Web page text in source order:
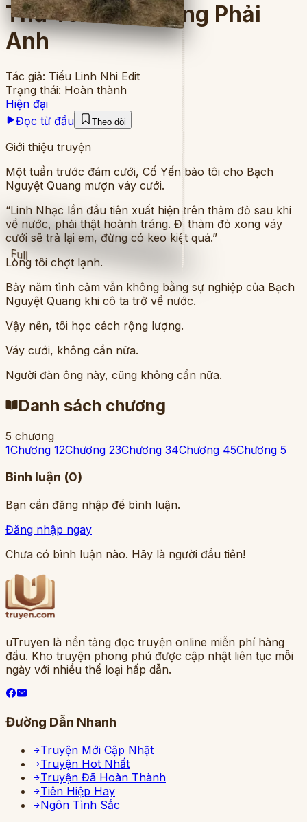
Full
Thứ Tôi Cần Không Phải
Anh
Tác giả: Tiểu Linh Nhi Edit
Trạng thái: Hoàn thành
Hiện đại
Đọc từ đầu
Theo dõi
Giới thiệu truyện
Một tuần trước đám cưới, Cố Yến bảo tôi cho Bạch
Nguyệt Quang mượn váy cưới.
“Linh Nhạc lần đầu tiên xuất hiện trên thảm đỏ sau khi
về nước, phải thật hoành tráng. Đi thảm đỏ xong váy
cưới sẽ trả lại em, đừng có keo kiệt quá.”
Lòng tôi chợt lạnh.
Bảy năm tình cảm vẫn không bằng sự nghiệp của Bạch
Nguyệt Quang khi cô ta trở về nước.
Vậy nên, tôi học cách rộng lượng.
Váy cưới, không cần nữa.
Người đàn ông này, cũng không cần nữa.
Danh sách chương
5 chương
1Chương 12Chương 23Chương 34Chương 45Chương 5
Bình luận (0)
Bạn cần đăng nhập để bình luận.
Đăng nhập ngay
Chưa có bình luận nào. Hãy là người đầu tiên!
uTruyen là nền tảng đọc truyện online miễn phí hàng
đầu. Kho truyện phong phú được cập nhật liên tục mỗi
ngày với nhiều thể loại hấp dẫn.
Đường Dẫn Nhanh
Truyện Mới Cập Nhật
Truyện Hot Nhất
Truyện Đã Hoàn Thành
Tiên Hiệp Hay
Ngôn Tình Sắc